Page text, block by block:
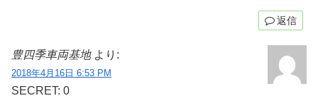
返信
豊四季車両基地 より:
2018年4月16日 6:53 PM
SECRET: 0